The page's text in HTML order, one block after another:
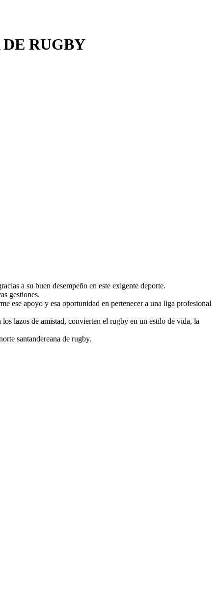
RUGBY
a su buen desempeño en este exigente deporte.
gestiones.
ese apoyo y esa oportunidad en pertenecer a una liga profesional
lazos de amistad, convierten el rugby en un estilo de vida, la
santandereana de rugby.